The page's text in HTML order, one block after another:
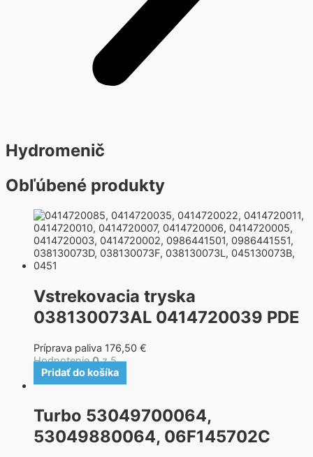
Hydromenič
Obľúbené produkty
Vstrekovacia tryska
038130073AL 0414720039 PDE
Príprava paliva 176,50 €
Hodnotenie0z 5
Pridať do košíka
Turbo 53049700064,
53049880064, 06F145702C